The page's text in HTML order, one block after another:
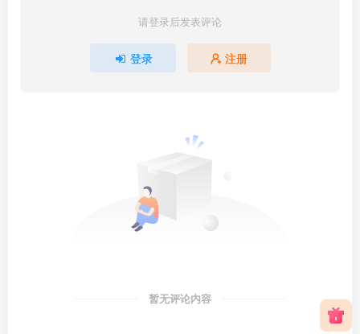
请登录后发表评论
登录 注册
暂无评论内容